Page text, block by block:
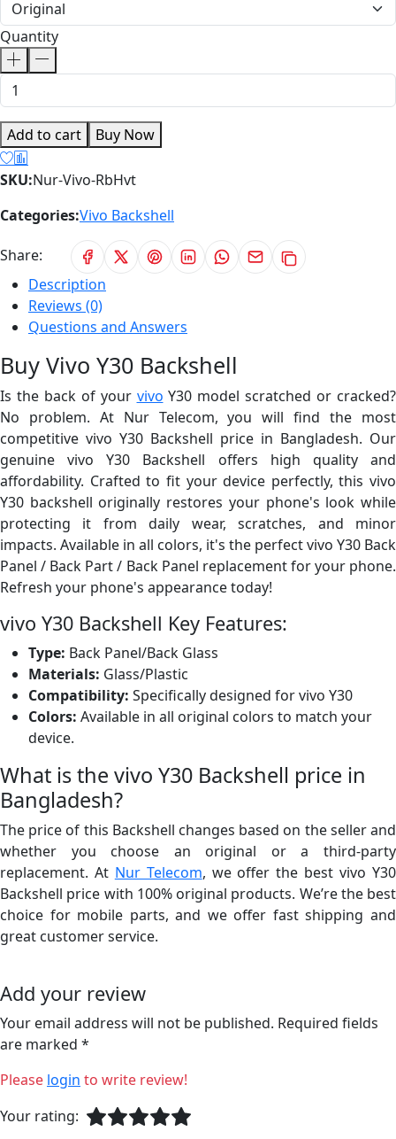
Quantity
Add to cart Buy Now
SKU:Nur-Vivo-RbHvt
Categories:Vivo Backshell
Share:
Description
Reviews (0)
Questions and Answers
Buy Vivo Y30 Backshell
Is the back of your vivo Y30 model scratched or cracked?
No problem. At Nur Telecom, you will find the most
competitive vivo Y30 Backshell price in Bangladesh. Our
genuine vivo Y30 Backshell offers high quality and
affordability. Crafted to fit your device perfectly, this vivo
Y30 backshell originally restores your phone's look while
protecting it from daily wear, scratches, and minor
impacts. Available in all colors, it's the perfect vivo Y30 Back
Panel / Back Part / Back Panel replacement for your phone.
Refresh your phone's appearance today!
vivo Y30 Backshell Key Features:
Type: Back Panel/Back Glass
Materials: Glass/Plastic
Compatibility: Specifically designed for vivo Y30
Colors: Available in all original colors to match your
device.
What is the vivo Y30 Backshell price in
Bangladesh?
The price of this Backshell changes based on the seller and
whether you choose an original or a third-party
replacement. At Nur Telecom, we offer the best vivo Y30
Backshell price with 100% original products. We’re the best
choice for mobile parts, and we offer fast shipping and
great customer service.
Add your review
Your email address will not be published. Required fields
are marked *
Please login to write review!
Your rating: